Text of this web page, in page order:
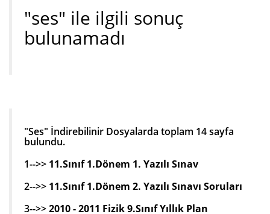
"ses" ile ilgili sonuç
bulunamadı
"Ses" İndirebilinir Dosyalarda toplam 14 sayfa
bulundu.
1-->> 11.Sınıf 1.Dönem 1. Yazılı Sınav
2-->> 11.Sınıf 1.Dönem 2. Yazılı Sınavı Soruları
3-->>2010 - 2011 Fizik 9.Sınıf Yıllık Plan